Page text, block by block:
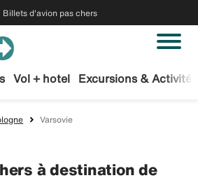
Billets d'avion pas chers
Vol + hotel Excursions & Activités
Varsovie
à destination de